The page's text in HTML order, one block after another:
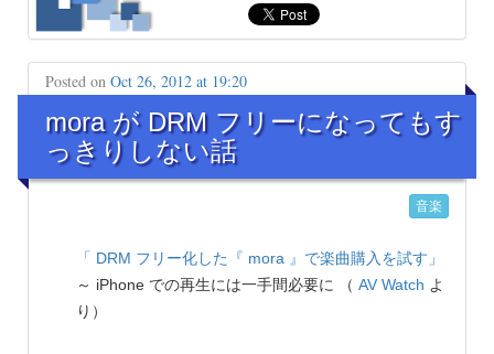
Posted on Oct 26, 2012 at 19:20
mora が DRM フリーになってもす
っきりしない話
音楽
「 DRM フリー化した『 mora 』で楽曲購入を試す」
～ iPhone での再生には一手間必要に （ AV Watch よ
り）